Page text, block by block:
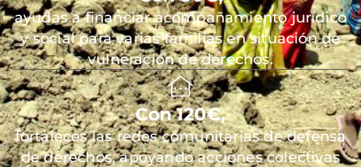
ayudas a financiar acompañamiento jurídico
y social para varias familias en situación de
vulneración de derechos.
Con 120€,
fortaleces las redes comunitarias de defensa
de derechos, apoyando acciones colectivas